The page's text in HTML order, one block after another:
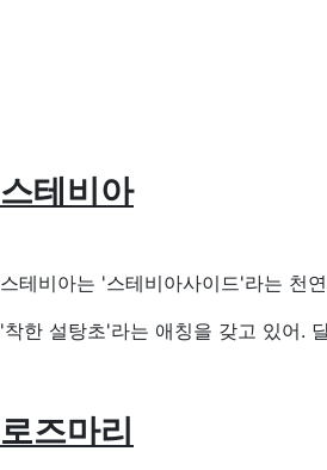
스테비아
스테비아는 '스테비아사이드'라는 천
'착한 설탕초'라는 애칭을 갖고 있어.
로즈마리